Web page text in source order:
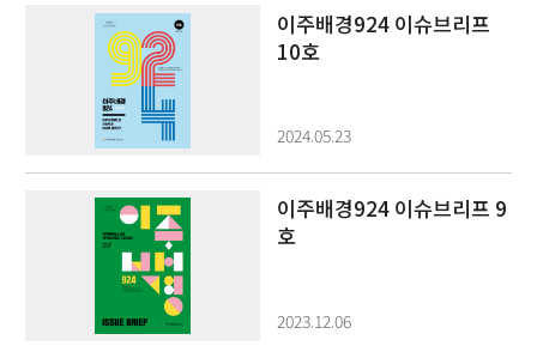
이주배경924 이슈브리프
10호
2024.05.23
이주배경924 이슈브리프 9
호
2023.12.06